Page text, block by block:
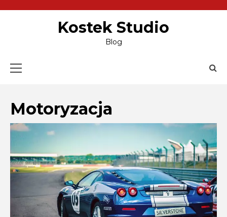
to
Kostek Studio
Blog
Menu
Motoryzacja